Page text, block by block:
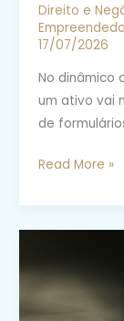
Direito e
17/07/2026
No dinâmico
um ativo vai
de
Como
um
Profissional
Excelência
Read More »